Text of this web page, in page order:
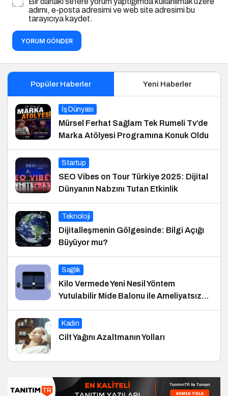
adımı, e-posta adresimi ve web site adresimi bu
tarayıcıya kaydet.
YORUM GÖNDER
Popüler Haberler Yeni Haberler
İş Dünyası
Mürsel Ferhat Sağlam Tek Rumeli Tv’de
Marka Atölyesi Programına Konuk Oldu
Startup
SEO Vibes on Tour Türkiye 2025: Dijital
Dünyanın Nabzını Tutan Etkinlik
Teknoloji
Dijitalleşmenin Gölgesinde: Bilgi Açığı
Büyüyor mu?
Sağlık
Kilo Vermede Yeni Nesil Yöntem
Yutulabilir Mide Balonu ile Ameliyatsız
Konforlu ve Hızlı Bir Çözüm
Kadın
Cilt Yağını Azaltmanın Yolları